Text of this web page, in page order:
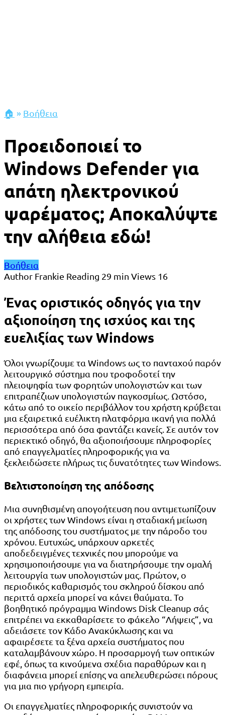
🏠 » Βοήθεια
Προειδοποιεί το
Windows Defender για
απάτη ηλεκτρονικού
ψαρέματος; Αποκαλύψτε
την αλήθεια εδώ!
Βοήθεια
Author Frankie Reading 29 min Views 16
Ένας οριστικός οδηγός για την
αξιοποίηση της ισχύος και της
ευελιξίας των Windows
Όλοι γνωρίζουμε τα Windows ως το πανταχού παρόν
λειτουργικό σύστημα που τροφοδοτεί την
πλειοψηφία των φορητών υπολογιστών και των
επιτραπέζιων υπολογιστών παγκοσμίως. Ωστόσο,
κάτω από το οικείο περιβάλλον του χρήστη κρύβεται
μια εξαιρετικά ευέλικτη πλατφόρμα ικανή για πολλά
περισσότερα από όσα φαντάζει κανείς. Σε αυτόν τον
περιεκτικό οδηγό, θα αξιοποιήσουμε πληροφορίες
από επαγγελματίες πληροφορικής για να
ξεκλειδώσετε πλήρως τις δυνατότητες των Windows.
Βελτιστοποίηση της απόδοσης
Μια συνηθισμένη απογοήτευση που αντιμετωπίζουν
οι χρήστες των Windows είναι η σταδιακή μείωση
της απόδοσης του συστήματος με την πάροδο του
χρόνου. Ευτυχώς, υπάρχουν αρκετές
αποδεδειγμένες τεχνικές που μπορούμε να
χρησιμοποιήσουμε για να διατηρήσουμε την ομαλή
λειτουργία των υπολογιστών μας. Πρώτον, ο
περιοδικός καθαρισμός του σκληρού δίσκου από
περιττά αρχεία μπορεί να κάνει θαύματα. Το
βοηθητικό πρόγραμμα Windows Disk Cleanup σάς
επιτρέπει να εκκαθαρίσετε το φάκελο “Λήψεις”, να
αδειάσετε τον Κάδο Ανακύκλωσης και να
αφαιρέσετε τα ξένα αρχεία συστήματος που
καταλαμβάνουν χώρο. Η προσαρμογή των οπτικών
εφέ, όπως τα κινούμενα σχέδια παραθύρων και η
διαφάνεια μπορεί επίσης να απελευθερώσει πόρους
για μια πιο γρήγορη εμπειρία.
Οι επαγγελματίες πληροφορικής συνιστούν να